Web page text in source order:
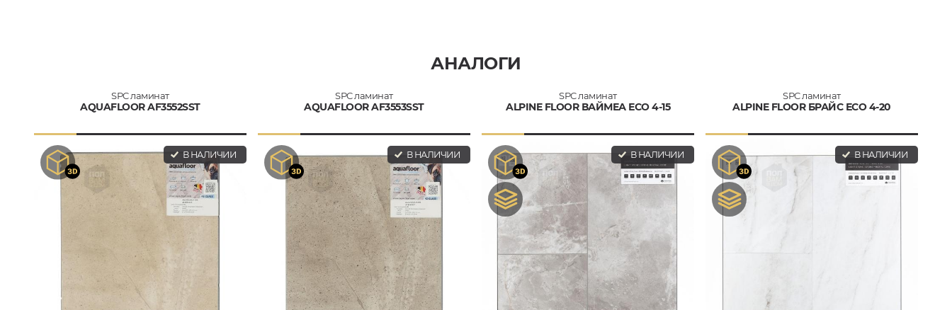
АНАЛОГИ
SPC ламинат
AQUAFLOOR AF3552SST
В НАЛИЧИИ
SPC ламинат
AQUAFLOOR AF3553SST
В НАЛИЧИИ
SPC ламинат
ALPINE FLOOR ВАЙМЕА ЕСО 4-15
В НАЛИЧИИ
SPC ламинат
ALPINE FLOOR БРАЙС ЕСО 4-20
В НАЛИЧИИ